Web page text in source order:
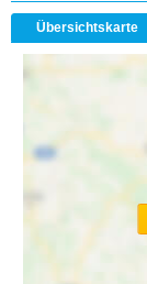
Übersichtskarte